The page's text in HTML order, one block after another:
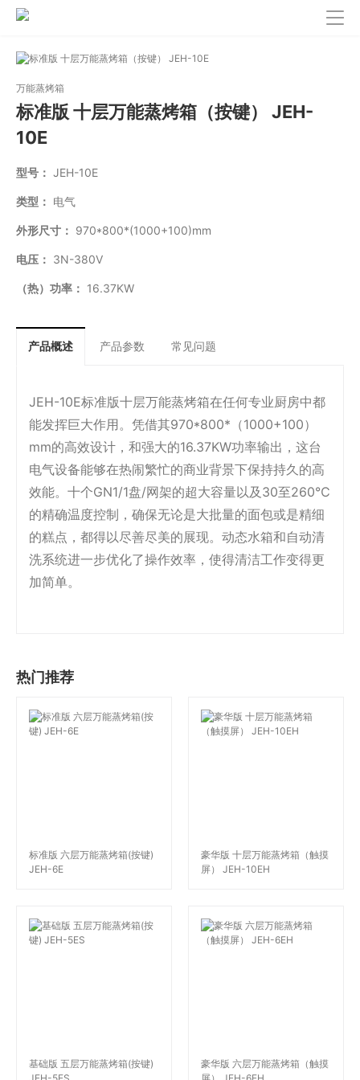
万能蒸烤箱
标准版 十层万能蒸烤箱（按键） JEH-
10E
型号： JEH-10E
类型： 电气
外形尺寸： 970*800*(1000+100)mm
电压： 3N-380V
（热）功率： 16.37KW
产品概述 产品参数 常见问题
JEH-10E标准版十层万能蒸烤箱在任何专业厨房中都
能发挥巨大作用。凭借其970*800*（1000+100）
mm的高效设计，和强大的16.37KW功率输出，这台
电气设备能够在热闹繁忙的商业背景下保持持久的高
效能。十个GN1/1盘/网架的超大容量以及30至260℃
的精确温度控制，确保无论是大批量的面包或是精细
的糕点，都得以尽善尽美的展现。动态水箱和自动清
洗系统进一步优化了操作效率，使得清洁工作变得更
加简单。
热门推荐
标准版 六层万能蒸烤箱(按键)
JEH-6E
豪华版 十层万能蒸烤箱（触摸
屏） JEH-10EH
基础版 五层万能蒸烤箱(按键)
豪华版 六层万能蒸烤箱（触摸